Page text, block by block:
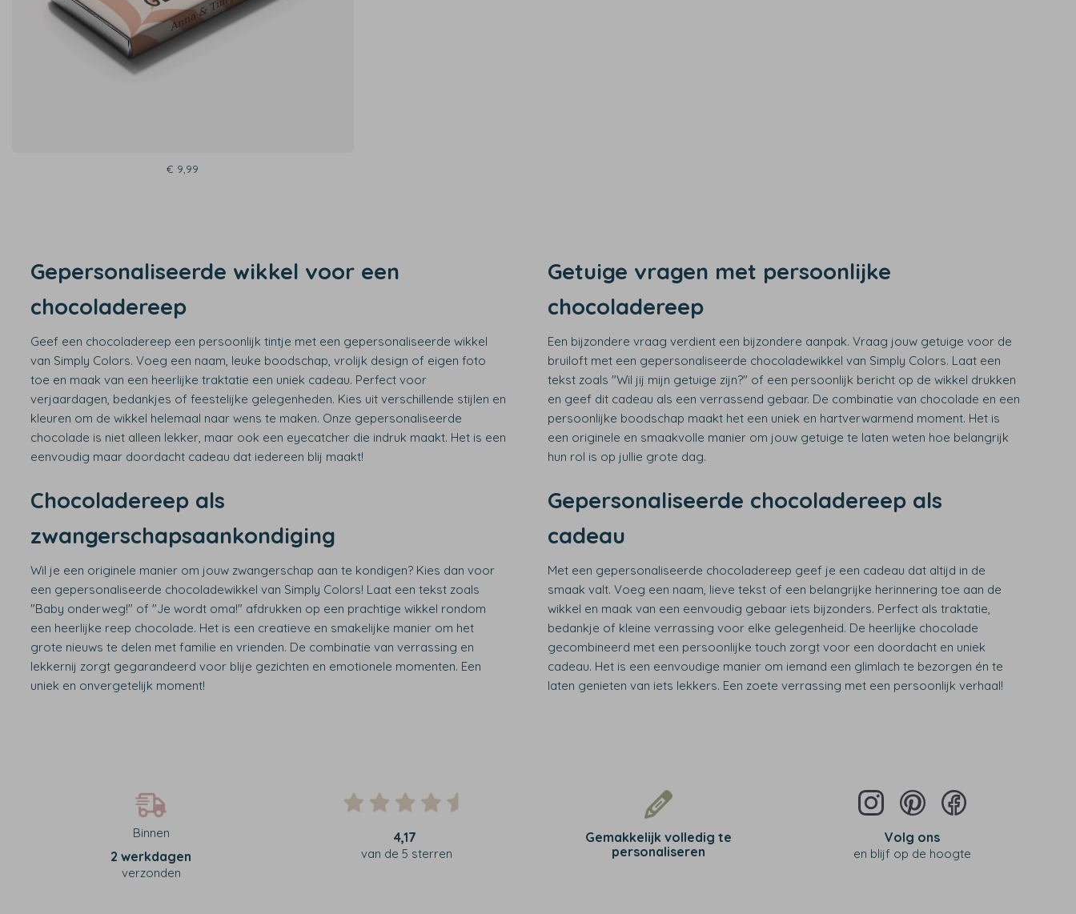
€ 9,99
Gepersonaliseerde wikkel voor een
chocoladereep
Geef een chocoladereep een persoonlijk tintje met een gepersonaliseerde wikkel
van Simply Colors. Voeg een naam, leuke boodschap, vrolijk design of eigen foto
toe en maak van een heerlijke traktatie een uniek cadeau. Perfect voor
verjaardagen, bedankjes of feestelijke gelegenheden. Kies uit verschillende stijlen en
kleuren om de wikkel helemaal naar wens te maken. Onze gepersonaliseerde
chocolade is niet alleen lekker, maar ook een eyecatcher die indruk maakt. Het is een
eenvoudig maar doordacht cadeau dat iedereen blij maakt!
Chocoladereep als
zwangerschapsaankondiging
Wil je een originele manier om jouw zwangerschap aan te kondigen? Kies dan voor
een gepersonaliseerde chocoladewikkel van Simply Colors! Laat een tekst zoals
"Baby onderweg!" of "Je wordt oma!" afdrukken op een prachtige wikkel rondom
een heerlijke reep chocolade. Het is een creatieve en smakelijke manier om het
grote nieuws te delen met familie en vrienden. De combinatie van verrassing en
lekkernij zorgt gegarandeerd voor blije gezichten en emotionele momenten. Een
uniek en onvergetelijk moment!
Getuige vragen met persoonlijke
chocoladereep
Een bijzondere vraag verdient een bijzondere aanpak. Vraag jouw getuige voor de
bruiloft met een gepersonaliseerde chocoladewikkel van Simply Colors. Laat een
tekst zoals "Wil jij mijn getuige zijn?" of een persoonlijk bericht op de wikkel drukken
en geef dit cadeau als een verrassend gebaar. De combinatie van chocolade en een
persoonlijke boodschap maakt het een uniek en hartverwarmend moment. Het is
een originele en smaakvolle manier om jouw getuige te laten weten hoe belangrijk
hun rol is op jullie grote dag.
Gepersonaliseerde chocoladereep als
cadeau
Met een gepersonaliseerde chocoladereep geef je een cadeau dat altijd in de
smaak valt. Voeg een naam, lieve tekst of een belangrijke herinnering toe aan de
wikkel en maak van een eenvoudig gebaar iets bijzonders. Perfect als traktatie,
bedankje of kleine verrassing voor elke gelegenheid. De heerlijke chocolade
gecombineerd met een persoonlijke touch zorgt voor een doordacht en uniek
cadeau. Het is een eenvoudige manier om iemand een glimlach te bezorgen én te
laten genieten van iets lekkers. Een zoete verrassing met een persoonlijk verhaal!
Binnen
2 werkdagen
verzonden
4,17
van de 5 sterren
Gemakkelijk volledig te
personaliseren
Volg ons
en blijf op de hoogte